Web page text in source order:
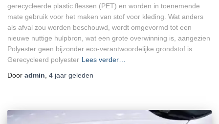
gerecycleerde plastic flessen (PET) en worden in toenemende
mate gebruik voor het maken van stof voor kleding. Wat anders
als afval zou worden beschouwd, wordt omgevormd tot een
nieuwe nuttige hulpbron, wat een grote overwinning is, aangezien
Polyester geen bijzonder eco-verantwoordelijke grondstof is.
Gerecycleerd polyester Lees verder…
Door admin, 4 jaar geleden